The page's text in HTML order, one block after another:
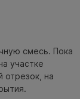
смесь. Пока
участке
на